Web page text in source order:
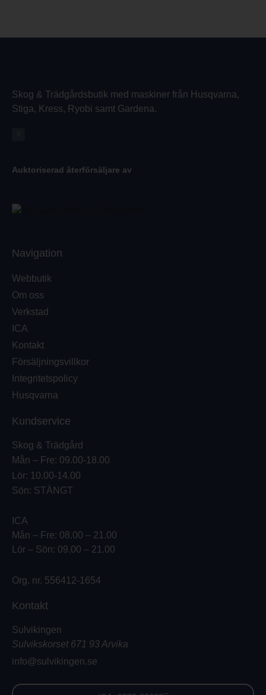
Skog & Trädgårdsbutik med maskiner från Husqvarna,
Stiga, Kress, Ryobi samt Gardena.
Auktoriserad återförsäljare av
Navigation
Webbutik
Om oss
Verkstad
ICA
Kontakt
Försäljningsvillkor
Integritetspolicy
Husqvarna
Kundservice
Skog & Trädgård
Mån – Fre: 09.00-18.00
Lör: 10.00-14.00
Sön: STÄNGT
ICA
Mån – Fre: 08.00 – 21.00
Lör – Sön: 09.00 – 21.00
Org. nr. 556412-1654
Kontakt
Sulvikingen
Sulvikskorset 671 93 Arvika
info@sulvikingen.se